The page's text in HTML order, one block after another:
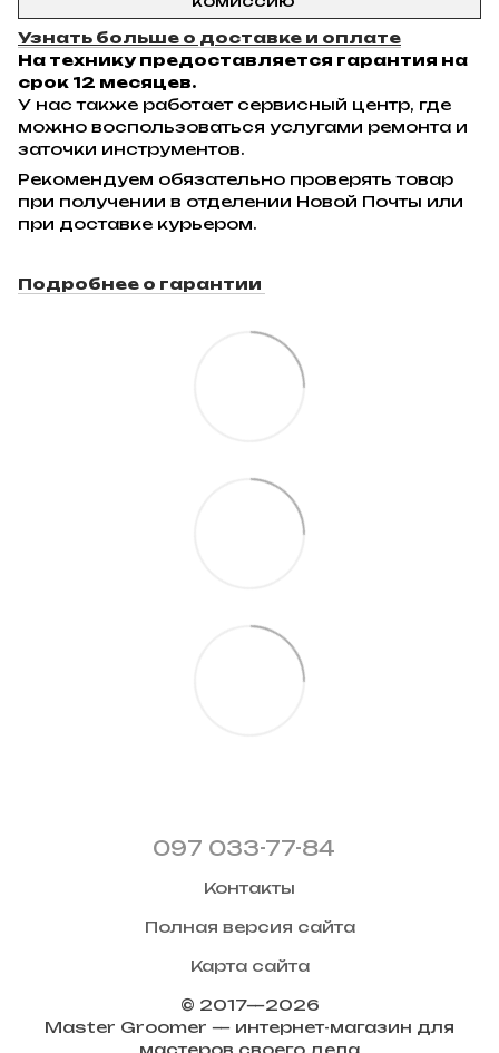
Узнать больше о доставке и оплате
На технику предоставляется гарантия на
срок 12 месяцев.
У нас также работает сервисный центр, где
можно воспользоваться услугами ремонта и
заточки инструментов.
Рекомендуем обязательно проверять товар
при получении в отделении Новой Почты или
при доставке курьером.
Подробнее о гарантии
097 033-77-84
Контакты
Полная версия сайта
Карта сайта
© 2017—2026
Master Groomer — интернет-магазин для
мастеров своего дела